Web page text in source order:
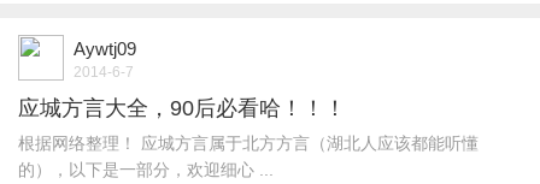
Aywtj09
2014-6-7
应城方言大全，90后必看哈！！！
根据网络整理！ 应城方言属于北方方言（湖北人应该都能听懂
的），以下是一部分，欢迎细心 ...